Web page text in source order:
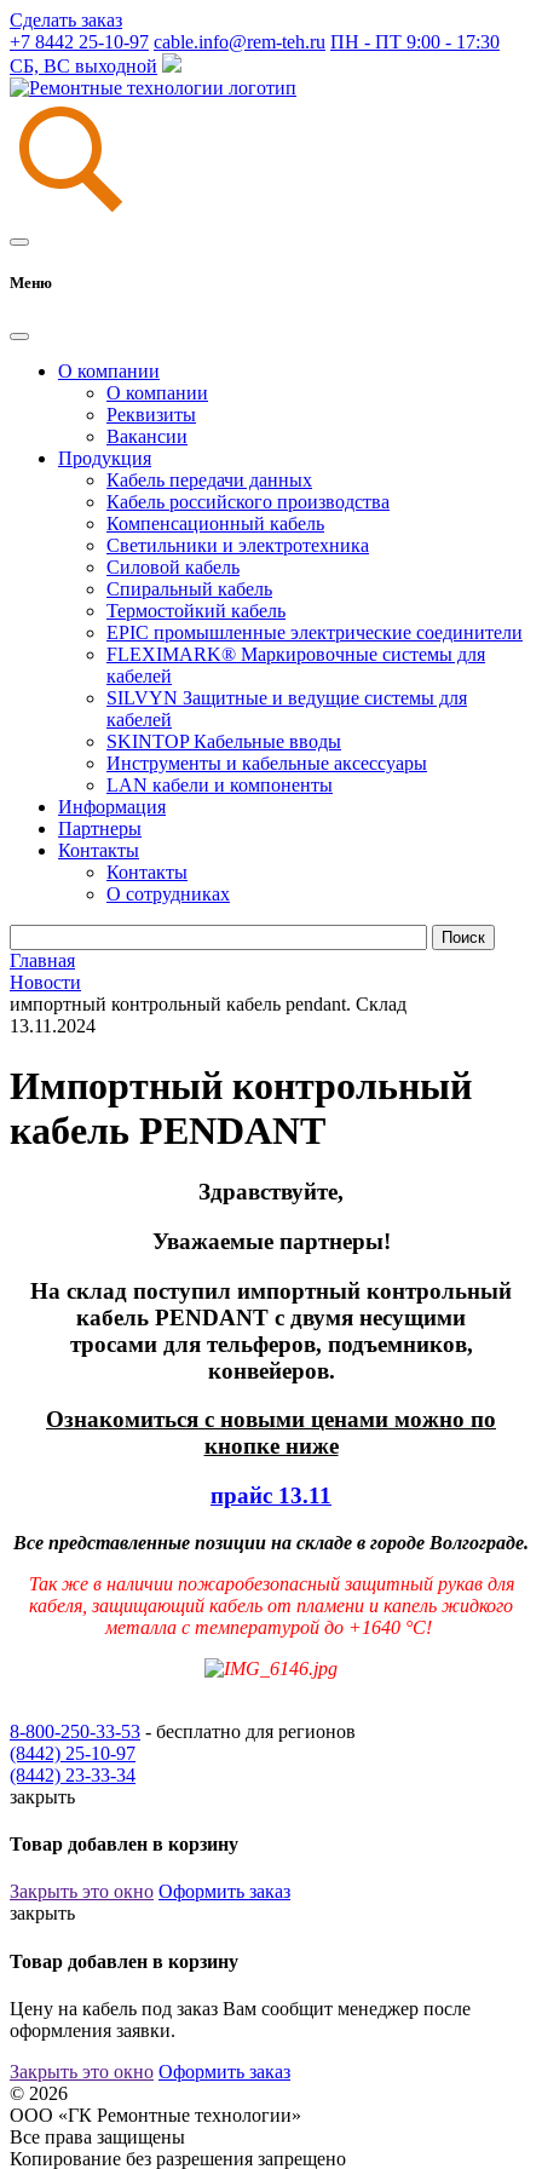
Сделать заказ
+7 8442 25-10-97 cable.info@rem-teh.ru ПН - ПТ 9:00 - 17:30
СБ, ВС выходной
Меню
О компании
О компании
Реквизиты
Вакансии
Продукция
Кабель передачи данных
Кабель российского производства
Компенсационный кабель
Светильники и электротехника
Силовой кабель
Спиральный кабель
Термостойкий кабель
EPIC промышленные электрические соединители
FLEXIMARK® Маркировочные системы для
кабелей
SILVYN Защитные и ведущие системы для
кабелей
SKINTOP Кабельные вводы
Инструменты и кабельные аксессуары
LAN кабели и компоненты
Информация
Партнеры
Контакты
Контакты
О сотрудниках
Главная
Новости
импортный контрольный кабель pendant. Склад
13.11.2024
Импортный контрольный
кабель PENDANT
Здравствуйте,
Уважаемые партнеры!
На склад поступил импортный контрольный
кабель PENDANT с двумя несущими
тросами для тельферов, подъемников,
конвейеров.
Ознакомиться с новыми ценами можно по
кнопке ниже
прайс 13.11
Все представленные позиции на складе в городе Волгограде.
Так же в наличии пожаробезопасный защитный рукав для
кабеля, защищающий кабель от пламени и капель жидкого
металла с температурой до +1640 °C!
8-800-250-33-53 - бесплатно для регионов
(8442) 25-10-97
(8442) 23-33-34
закрыть
Товар добавлен в корзину
Закрыть это окно Оформить заказ
закрыть
Товар добавлен в корзину
Цену на кабель под заказ Вам сообщит менеджер после
оформления заявки.
Закрыть это окно Оформить заказ
© 2026
ООО «ГК Ремонтные технологии»
Все права защищены
Копирование без разрешения запрещено